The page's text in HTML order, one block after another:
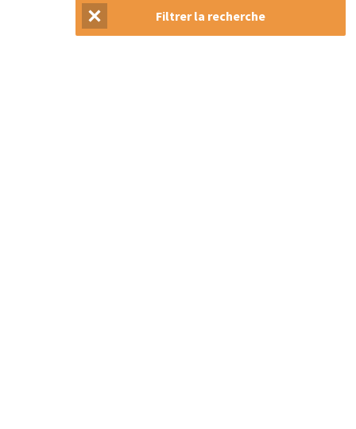
Réinitialiser la recherche
Filtrer la recherche